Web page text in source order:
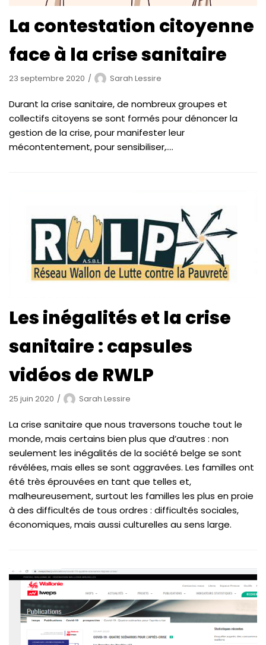
La contestation citoyenne
face à la crise sanitaire
23 septembre 2020 Sarah Lessire
Durant la crise sanitaire, de nombreux groupes et
collectifs citoyens se sont formés pour dénoncer la
gestion de la crise, pour manifester leur
mécontentement, pour sensibiliser,….
Les inégalités et la crise
sanitaire : capsules
vidéos de RWLP
25 juin 2020 Sarah Lessire
La crise sanitaire que nous traversons touche tout le
monde, mais certains bien plus que d’autres : non
seulement les inégalités de la société belge se sont
révélées, mais elles se sont aggravées. Les familles ont
été très éprouvées en tant que telles et,
malheureusement, surtout les familles les plus en proie
à des difficultés de tous ordres : difficultés sociales,
économiques, mais aussi culturelles au sens large.